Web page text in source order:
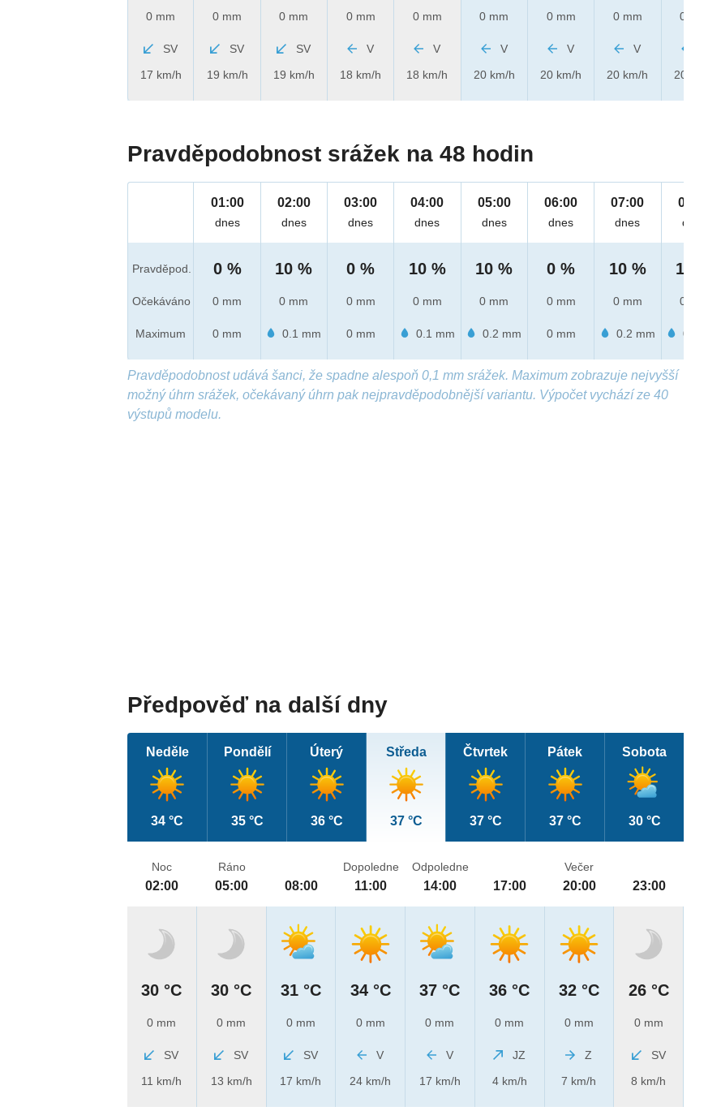
0 mm
SV
17 km/h
0 mm
SV
19 km/h
0 mm
SV
19 km/h
0 mm
V
18 km/h
0 mm
V
18 km/h
0 mm
V
20 km/h
0 mm
V
20 km/h
0 mm
V
20 km/h
0 mm
20 km/h
Pravděpodobnost srážek na 48 hodin
Pravděpod.
Očekáváno
Maximum
01:00
dnes
0 %
0 mm
0 mm
02:00
dnes
10 %
0 mm
0.1 mm
03:00
dnes
0 %
0 mm
0 mm
04:00
dnes
10 %
0 mm
0.1 mm
05:00
dnes
10 %
0 mm
0.2 mm
06:00
dnes
0 %
0 mm
0 mm
07:00
dnes
10 %
0 mm
0.2 mm
08:00
dnes
10 %
0 mm
0.2 mm
Pravděpodobnost udává šanci, že spadne alespoň 0,1 mm srážek. Maximum zobrazuje nejvyšší
možný úhrn srážek, očekávaný úhrn pak nejpravděpodobnější variantu. Výpočet vychází ze 40
výstupů modelu.
Předpověď na další dny
Neděle
34 °C
Pondělí
35 °C
Úterý
36 °C
Středa
37 °C
Čtvrtek
37 °C
Pátek
37 °C
Sobota
30 °C
Noc
02:00
30 °C
0 mm
SV
11 km/h
Ráno
05:00
30 °C
0 mm
SV
13 km/h
08:00
31 °C
0 mm
SV
17 km/h
Dopoledne
11:00
34 °C
0 mm
V
24 km/h
Odpoledne
14:00
37 °C
0 mm
V
17 km/h
17:00
36 °C
0 mm
JZ
4 km/h
Večer
20:00
32 °C
0 mm
Z
7 km/h
23:00
26 °C
0 mm
SV
8 km/h